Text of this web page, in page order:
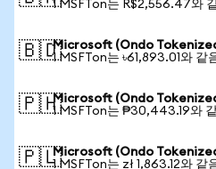
1 MSFTon는 R$2,556.47와
🇧🇩Microsoft (Ondo
1 MSFTon는 ৳61,893.01와 같
🇵🇭Microsoft (Ondo
1 MSFTon는 ₱30,443.19와
🇵🇱Microsoft (Ondo
1 MSFTon는 zł 1,863.12와 같